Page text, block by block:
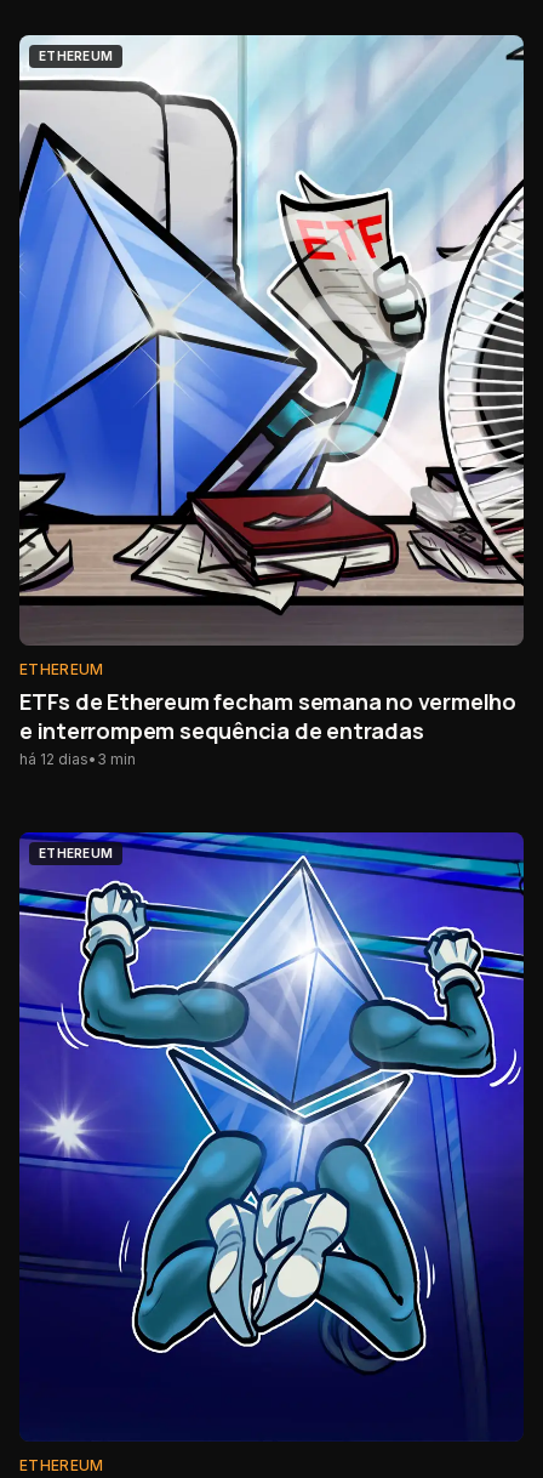
ETHEREUM
ETHEREUM
ETFs de Ethereum fecham semana no vermelho
e interrompem sequência de entradas
há 12 dias• 3 min
ETHEREUM
ETHEREUM